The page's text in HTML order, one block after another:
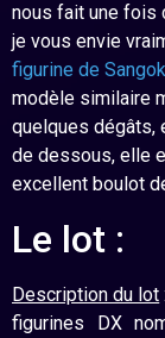
nous fait une fois
je vous envie
figurine de
modèle similaire
quelques dégâts,
de dessous, elle
excellent boulot
Le lot :
Description du lot
figurines DX